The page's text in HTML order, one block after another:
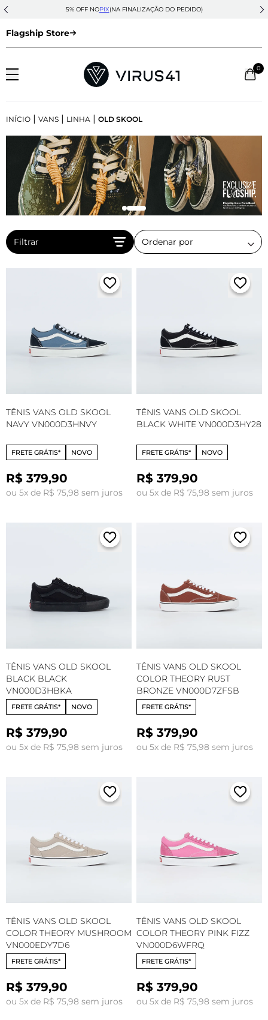
5% OFF NOPIX(NA FINALIZAÇÃO DO PEDIDO)
Flagship Store
0
INÍCIO | VANS | LINHA | OLD SKOOL
Filtrar
TÊNIS VANS OLD SKOOL
NAVY VN000D3HNVY
FRETE GRÁTIS* NOVO
R$ 379,90
ou 5x de R$ 75,98 sem juros
TÊNIS VANS OLD SKOOL
BLACK WHITE VN000D3HY28
FRETE GRÁTIS* NOVO
R$ 379,90
ou 5x de R$ 75,98 sem juros
TÊNIS VANS OLD SKOOL
BLACK BLACK
VN000D3HBKA
FRETE GRÁTIS* NOVO
R$ 379,90
ou 5x de R$ 75,98 sem juros
TÊNIS VANS OLD SKOOL
COLOR THEORY RUST
BRONZE VN000D7ZFSB
FRETE GRÁTIS*
R$ 379,90
ou 5x de R$ 75,98 sem juros
TÊNIS VANS OLD SKOOL
COLOR THEORY MUSHROOM
VN000EDY7D6
FRETE GRÁTIS*
R$ 379,90
ou 5x de R$ 75,98 sem juros
TÊNIS VANS OLD SKOOL
COLOR THEORY PINK FIZZ
VN000D6WFRQ
FRETE GRÁTIS*
R$ 379,90
ou 5x de R$ 75,98 sem juros